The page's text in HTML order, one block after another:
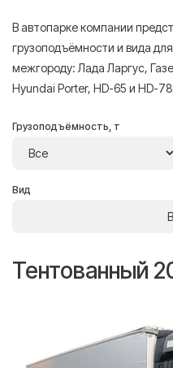
В автопарке компании
грузоподъёмности и вида
межгороду: Лада Ларгус,
Hyundai Porter, HD-65 и HD-
Грузоподъёмность, т
Вид
Тентованный